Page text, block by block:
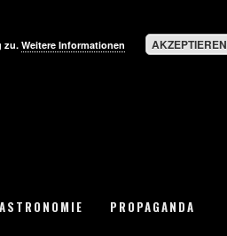
PROPAGANDA
zu. Weitere Informationen AKZEPTIEREN